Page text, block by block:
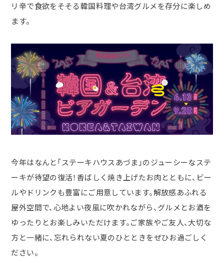
リ辛で食欲をそそる韓国料理や台湾グルメを存分に楽しめ
ます。
今年はなんと「ステーキハウスあづま」のジューシーなステ
ーキが待望の復活！香ばしく焼き上げたお肉とともに、ビー
ルやドリンクも豊富にご用意しています。解放感あふれる
屋外空間で、心地よい夜風に吹かれながら、グルメとお酒を
ゆったりとお楽しみいただけます。ご家族やご友人、大切な
方と一緒に、忘れられない夏のひとときをぜひお過ごしく
ださい。